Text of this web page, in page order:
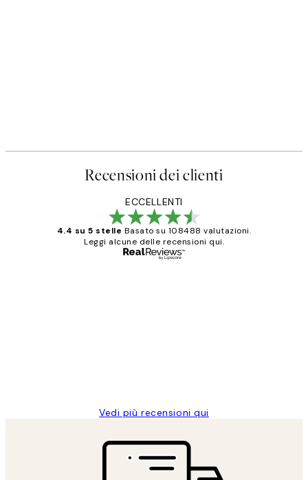
Recensioni dei clienti
ECCELLENTI
4.4 su 5 stelle Basato su 108488 valutazioni.
Leggi alcune delle recensioni qui.
Vedi più recensioni qui